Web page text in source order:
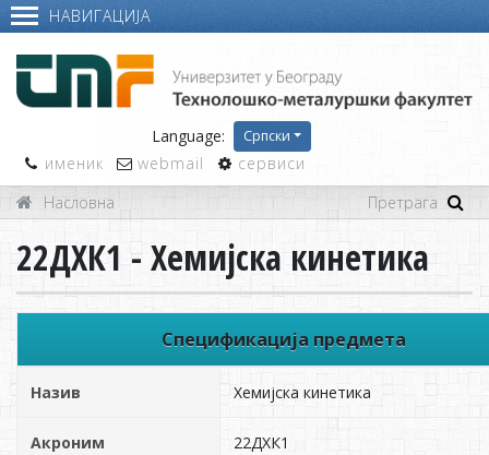
НАВИГАЦИЈА
Language: Српски
именик webmail
сервиси
Насловна
22ДХК1 - Хемијска кинетика
Спецификација предмета
Назив Хемијска кинетика
Акроним 22ДХК1